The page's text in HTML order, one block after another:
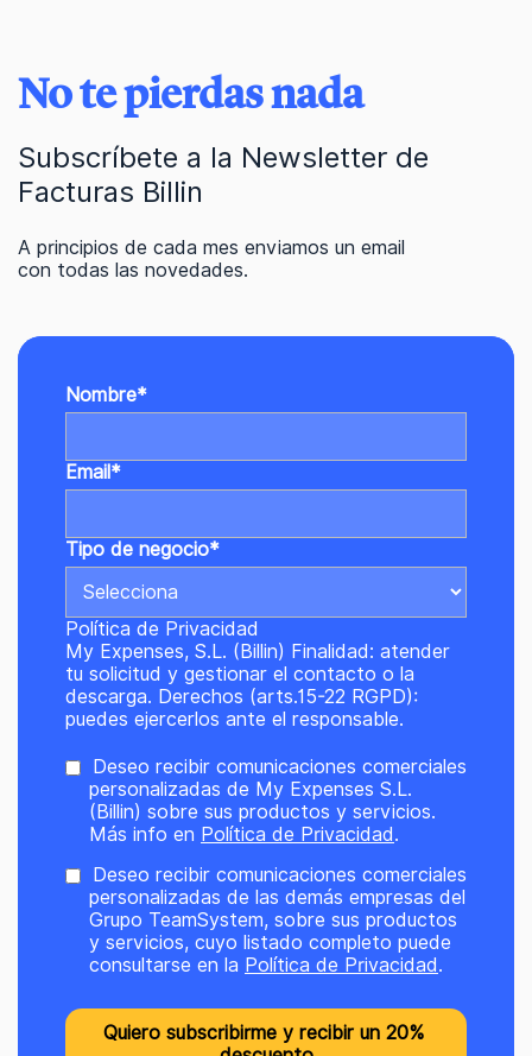
No te pierdas nada
Subscríbete a la Newsletter de
Facturas Billin
A principios de cada mes enviamos un email
con todas las novedades.
Nombre*
Email *
Tipo de negocio*
Política de Privacidad
My Expenses, S.L. (Billin) Finalidad: atender
tu solicitud y gestionar el contacto o la
descarga. Derechos (arts.15-22 RGPD):
puedes ejercerlos ante el responsable.
Deseo recibir comunicaciones comerciales
personalizadas de My Expenses S.L.
(Billin) sobre sus productos y servicios.
Más info en Política de Privacidad.
Deseo recibir comunicaciones comerciales
personalizadas de las demás empresas del
Grupo TeamSystem, sobre sus productos
y servicios, cuyo listado completo puede
consultarse en la Política de Privacidad.